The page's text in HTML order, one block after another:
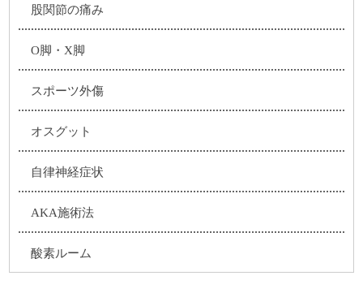
股関節の痛み
O脚・X脚
スポーツ外傷
オスグット
自律神経症状
AKA施術法
酸素ルーム